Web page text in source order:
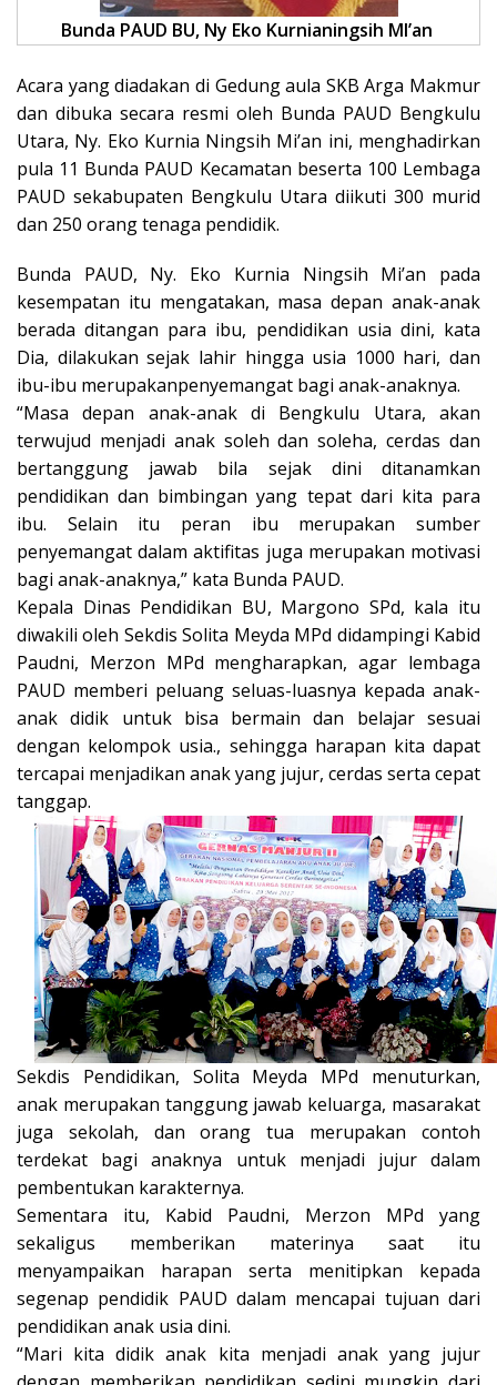
Bunda PAUD BU, Ny Eko Kurnianingsih MI’an
Acara yang diadakan di Gedung aula SKB Arga Makmur
dan dibuka secara resmi oleh Bunda PAUD Bengkulu
Utara, Ny. Eko Kurnia Ningsih Mi’an ini, menghadirkan
pula 11 Bunda PAUD Kecamatan beserta 100 Lembaga
PAUD sekabupaten Bengkulu Utara diikuti 300 murid
dan 250 orang tenaga pendidik.
Bunda PAUD, Ny. Eko Kurnia Ningsih Mi’an pada
kesempatan itu mengatakan, masa depan anak-anak
berada ditangan para ibu, pendidikan usia dini, kata
Dia, dilakukan sejak lahir hingga usia 1000 hari, dan
ibu-ibu merupakanpenyemangat bagi anak-anaknya.
“Masa depan anak-anak di Bengkulu Utara, akan
terwujud menjadi anak soleh dan soleha, cerdas dan
bertanggung jawab bila sejak dini ditanamkan
pendidikan dan bimbingan yang tepat dari kita para
ibu. Selain itu peran ibu merupakan sumber
penyemangat dalam aktifitas juga merupakan motivasi
bagi anak-anaknya,” kata Bunda PAUD.
Kepala Dinas Pendidikan BU, Margono SPd, kala itu
diwakili oleh Sekdis Solita Meyda MPd didampingi Kabid
Paudni, Merzon MPd mengharapkan, agar lembaga
PAUD memberi peluang seluas-luasnya kepada anak-
anak didik untuk bisa bermain dan belajar sesuai
dengan kelompok usia., sehingga harapan kita dapat
tercapai menjadikan anak yang jujur, cerdas serta cepat
tanggap.
Sekdis Pendidikan, Solita Meyda MPd menuturkan,
anak merupakan tanggung jawab keluarga, masarakat
juga sekolah, dan orang tua merupakan contoh
terdekat bagi anaknya untuk menjadi jujur dalam
pembentukan karakternya.
Sementara itu, Kabid Paudni, Merzon MPd yang
sekaligus memberikan materinya saat itu
menyampaikan harapan serta menitipkan kepada
segenap pendidik PAUD dalam mencapai tujuan dari
pendidikan anak usia dini.
“Mari kita didik anak kita menjadi anak yang jujur